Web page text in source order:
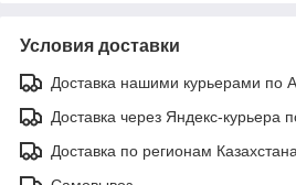
Условия доставки
Доставка нашими курьерами по
Доставка через Яндекс-курьера
Доставка по регионам Казахстана